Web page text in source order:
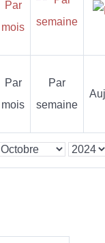
Par
mois
Par
semaine